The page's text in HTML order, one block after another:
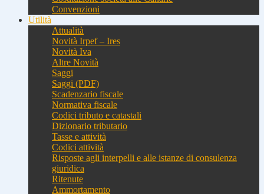
Convenzioni
Utilità
Attualità
Novità Irpef – Ires
Novità Iva
Altre Novità
Saggi
Saggi (PDF)
Scadenzario fiscale
Normativa fiscale
Codici tributo e catastali
Dizionario tributario
Tasse e attività
Codici attività
Risposte agli interpelli e alle istanze di consulenza
giuridica
Ritenute
Ammortamento